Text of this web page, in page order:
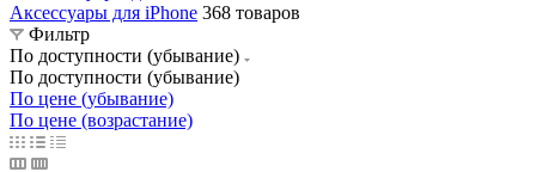
Аксессуары для iPhone 368 товаров
Фильтр
По доступности (убывание)
По доступности (убывание)
По цене (убывание)
По цене (возрастание)